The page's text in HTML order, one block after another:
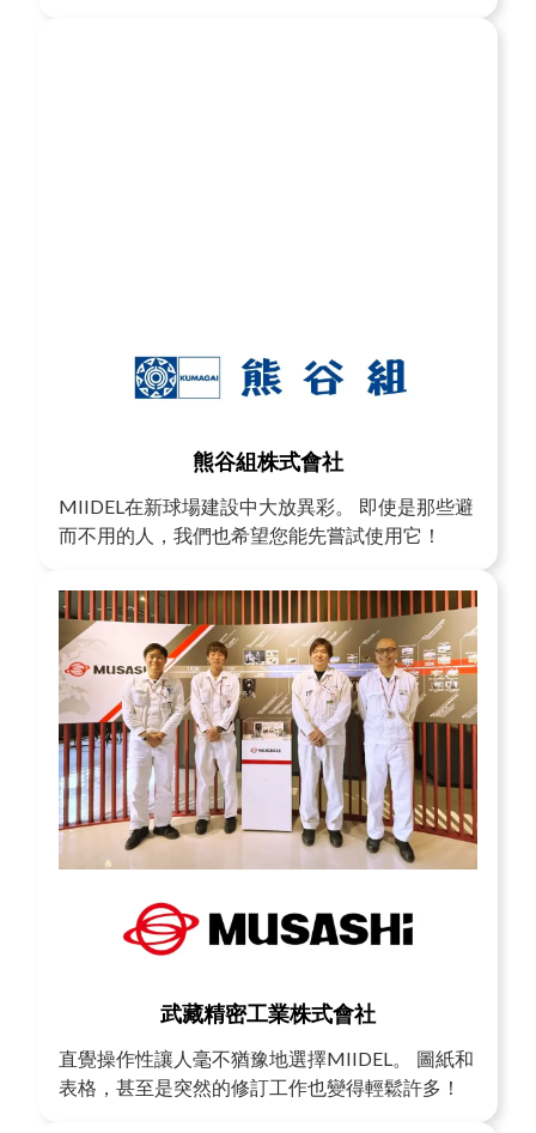
熊谷組株式會社
MIIDEL在新球場建設中大放異彩。 即使是那些避
而不用的人，我們也希望您能先嘗試使用它！
武藏精密工業株式會社
直覺操作性讓人毫不猶豫地選擇MIIDEL。 圖紙和
表格，甚至是突然的修訂工作也變得輕鬆許多！